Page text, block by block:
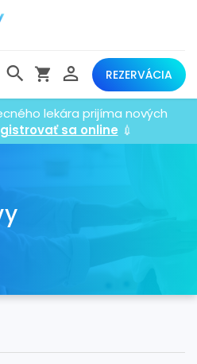
REZERVÁCIA
lekára prijíma nových
sa online 💉